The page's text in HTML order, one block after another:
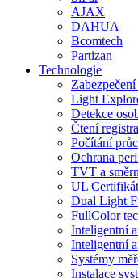
AJAX
DAHUA
Bcomtech
Partizan
Technologie
Light
Detekce
Čtení
Počítání
Ochrana
TVT a
UL
Dual Light
FullColor
Inteligentní
Inteligentní
Systémy
Instalace